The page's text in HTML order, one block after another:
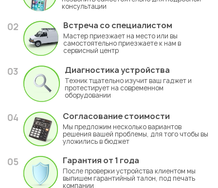
консультации
02 Встреча со специалистом
Мастер приезжает на место или вы
самостоятельно приезжаете к нам в
сервисный центр
03 Диагностика устройства
Техник тщательно изучит ваш гаджет и
протестирует на современном
оборудовании
04 Согласование стоимости
Мы предложим несколько вариантов
решения вашей проблемы, для того чтобы вы
уложились в бюджет
05 Гарантия от 1 года
После проверки устройства клиентом мы
выпишем гарантийный талон, под печать
компании